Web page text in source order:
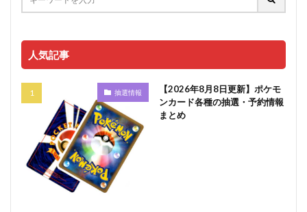
人気記事
抽選情報
【2026年8月8日更新】ポケモ
ンカード各種の抽選・予約情報
まとめ